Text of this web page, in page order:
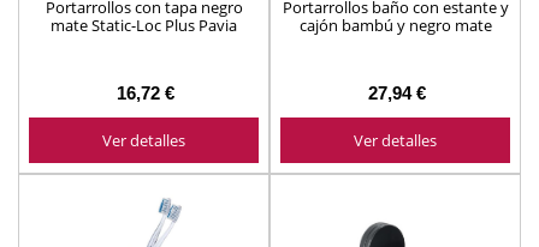
Portarrollos con tapa negro
mate Static-Loc Plus Pavia
16,72 €
Ver detalles
Portarrollos baño con estante y
cajón bambú y negro mate
27,94 €
Ver detalles